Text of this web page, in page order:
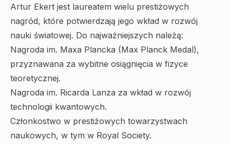
Artur Ekert jest laureatem wielu prestiżowych
nagród, które potwierdzają jego wkład w rozwój
nauki światowej. Do najważniejszych należą:
Nagroda im. Maxa Plancka (Max Planck Medal),
przyznawana za wybitne osiągnięcia w fizyce
teoretycznej.
Nagroda im. Ricarda Lanza za wkład w rozwój
technologii kwantowych.
Członkostwo w prestiżowych towarzystwach
naukowych, w tym w Royal Society.